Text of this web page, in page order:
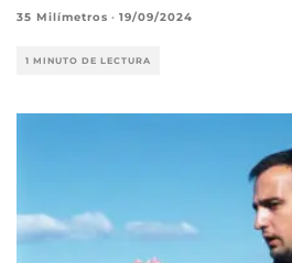
35 Milímetros · 19/09/2024
1 MINUTO DE LECTURA